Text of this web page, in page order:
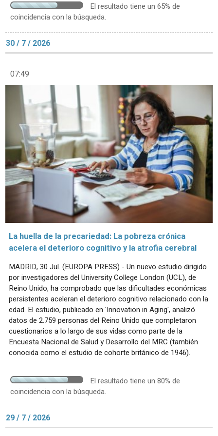
El resultado tiene un 65% de
coincidencia con la búsqueda.
30 / 7 / 2026
07:49
La huella de la precariedad: La pobreza crónica
acelera el deterioro cognitivo y la atrofia cerebral
MADRID, 30 Jul. (EUROPA PRESS) - Un nuevo estudio dirigido
por investigadores del University College London (UCL), de
Reino Unido, ha comprobado que las dificultades económicas
persistentes aceleran el deterioro cognitivo relacionado con la
edad. El estudio, publicado en 'Innovation in Aging', analizó
datos de 2.759 personas del Reino Unido que completaron
cuestionarios a lo largo de sus vidas como parte de la
Encuesta Nacional de Salud y Desarrollo del MRC (también
conocida como el estudio de cohorte británico de 1946).
El resultado tiene un 80% de
coincidencia con la búsqueda.
29 / 7 / 2026